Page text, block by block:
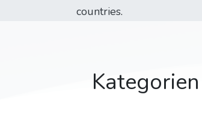
countries.
Kategorien